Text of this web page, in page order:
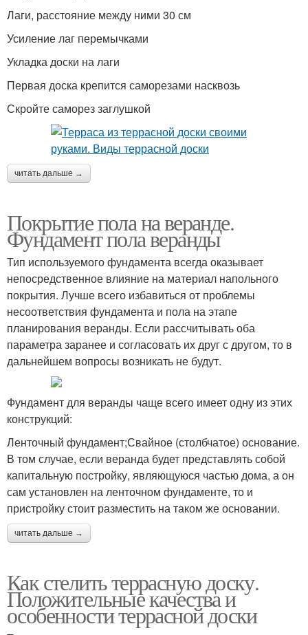
Лаги, расстояние между ними 30 см
Усиление лаг перемычками
Укладка доски на лаги
Первая доска крепится саморезами насквозь
Скройте саморез заглушкой
читать дальше →
Покрытие пола на веранде.
Фундамент пола веранды
Тип используемого фундамента всегда оказывает
непосредственное влияние на материал напольного
покрытия. Лучше всего избавиться от проблемы
несоответствия фундамента и пола на этапе
планирования веранды. Если рассчитывать оба
параметра заранее и согласовать их друг с другом, то в
дальнейшем вопросы возникать не будут.
Фундамент для веранды чаще всего имеет одну из этих
конструкций:
Ленточный фундамент;Свайное (столбчатое) основание.
В том случае, если веранда будет представлять собой
капитальную постройку, являющуюся частью дома, а он
сам установлен на ленточном фундаменте, то и
пристройку стоит разместить на таком же основании.
читать дальше →
Как стелить террасную доску.
Положительные качества и
особенности террасной доски